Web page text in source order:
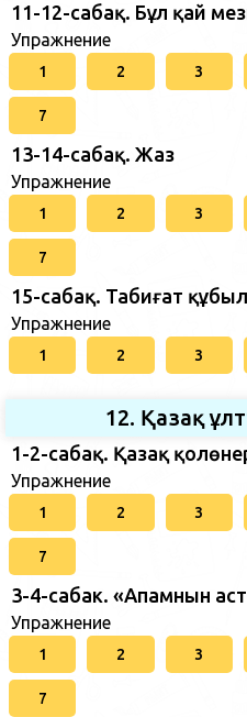
11-12-сабақ. Бұл қай
Упражнение
1 2 3
7
13-14-сабақ. Жаз
Упражнение
1 2 3
7
15-сабақ. Табиғат
Упражнение
1 2 3
12. Қазақ
1-2-сабақ. Қазақ
Упражнение
1 2 3
7
3-4-сабак. «Апамнын
Упражнение
1 2 3
7